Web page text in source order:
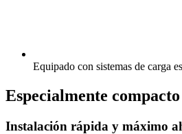
Equipado con sistemas de carga
Especialmente compacto
Instalación rápida y máximo